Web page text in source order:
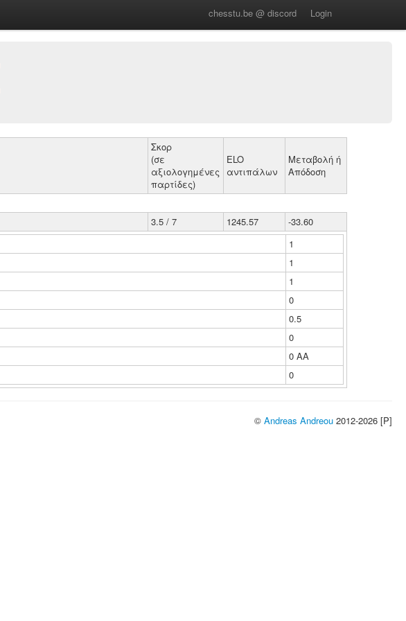
chesstu.be @ discord Login
Σκορ
(σε
αξιολογημένες
παρτίδες)
ELO
αντιπάλων
Μεταβολή ή
Απόδοση
3.5 / 7 1245.57
-33.60
1
1
1
0
0.5
0
0 ΑΑ
0
© Andreas Andreou 2012-2026 [P]